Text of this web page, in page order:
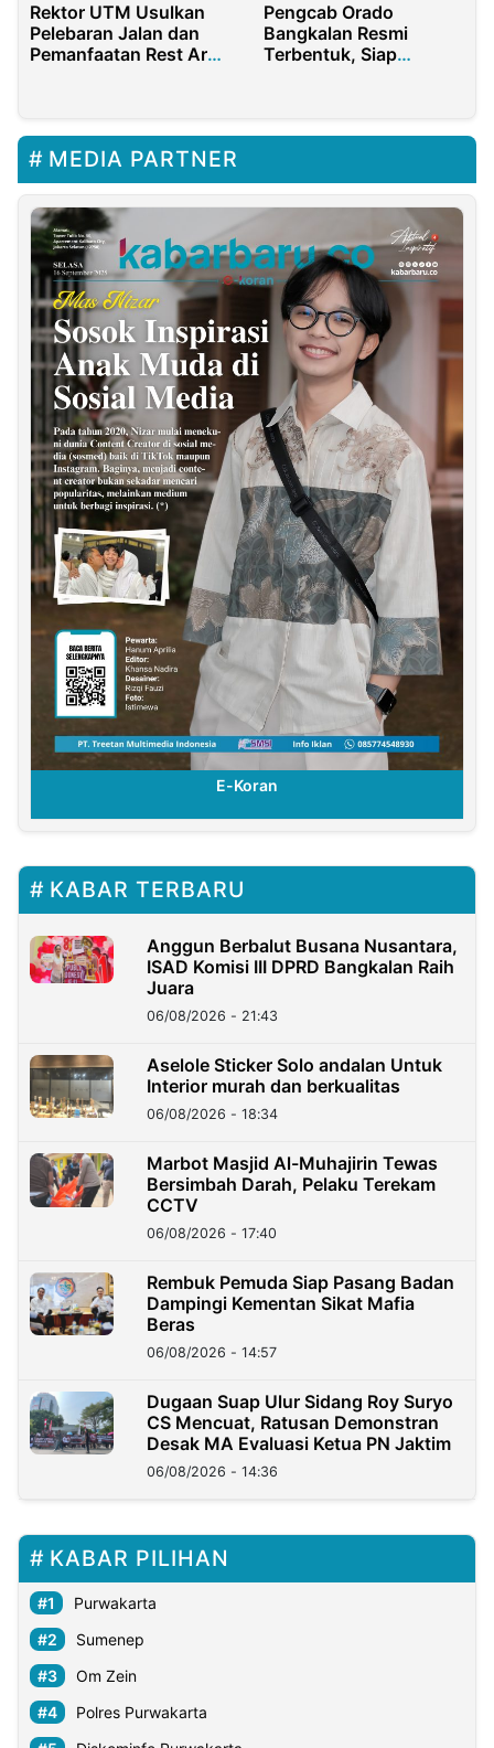
Rektor UTM Usulkan
Pelebaran Jalan dan
Pemanfaatan Rest Area
Pengcab Orado
Bangkalan Resmi
Terbentuk, Siap
MEDIA PARTNER
E-Koran
KABAR TERBARU
Anggun Berbalut Busana Nusantara,
ISAD Komisi III DPRD Bangkalan Raih
Juara
06/08/2026 - 21:43
Aselole Sticker Solo andalan Untuk
Interior murah dan berkualitas
06/08/2026 - 18:34
Marbot Masjid Al-Muhajirin Tewas
Bersimbah Darah, Pelaku Terekam
CCTV
06/08/2026 - 17:40
Rembuk Pemuda Siap Pasang Badan
Dampingi Kementan Sikat Mafia
Beras
06/08/2026 - 14:57
Dugaan Suap Ulur Sidang Roy Suryo
CS Mencuat, Ratusan Demonstran
Desak MA Evaluasi Ketua PN Jaktim
06/08/2026 - 14:36
KABAR PILIHAN
Purwakarta
Sumenep
Om Zein
Polres Purwakarta